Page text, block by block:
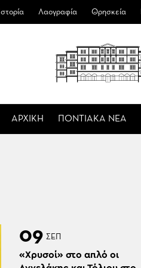
Ιστορία Λαογραφία Θρησκεία
ΑΡΧΙΚΗ ΠΟΝΤΙΑΚΑ ΝΕΑ
09 ΣΕΠ
«Χρυσοί» στο απλό οι